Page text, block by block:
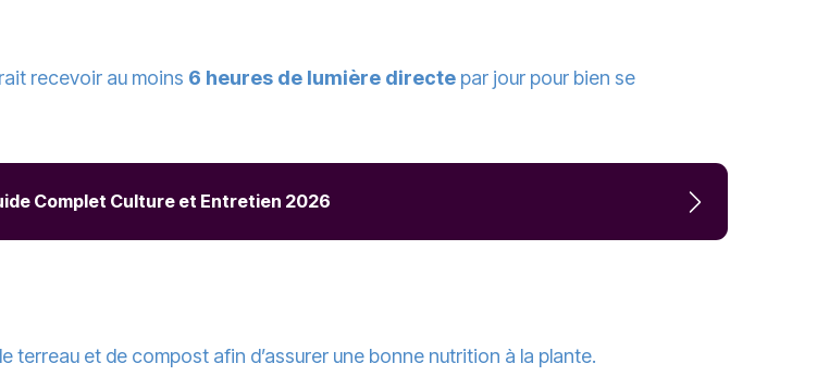
recevoir au moins 6 heures de lumière directe par jour pour bien se
Complet Culture et Entretien 2026
terreau et de compost afin d’assurer une bonne nutrition à la plante.